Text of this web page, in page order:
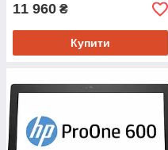
11 960 ₴
Купити